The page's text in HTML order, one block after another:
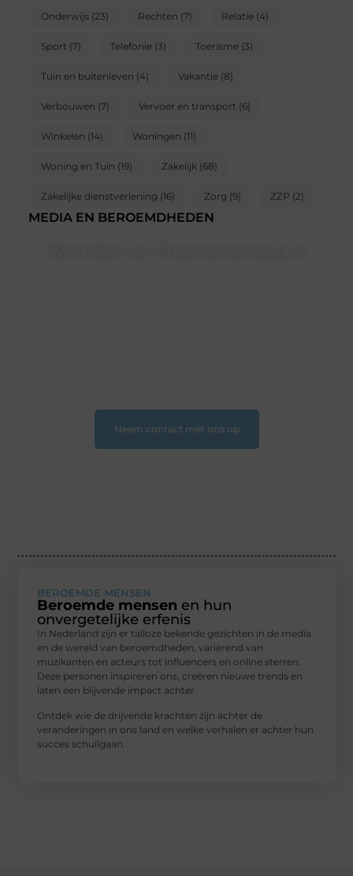
Onderwijs(23) Rechten (7) Relatie(4)
Sport (7) Telefonie(3) Toerisme(3)
Tuin en buitenleven (4) Vakantie(8)
Verbouwen (7) Vervoer en transport (6)
Winkelen (14) Woningen (11)
Woning en Tuin (19) Zakelijk (68)
Zakelijke dienstverlening (16) Zorg (9) ZZP (2)
MEDIA EN BEROEMDHEDEN
Neem contact met ons op
BEROEMDE MENSEN
Beroemde mensen en hun
onvergetelijke erfenis
In Nederland zijn er talloze bekende gezichten in de media
en de wereld van beroemdheden, variërend van
muzikanten en acteurs tot influencers en online sterren.
Deze personen inspireren ons, creëren nieuwe trends en
laten een blijvende impact achter.
Ontdek wie de drijvende krachten zijn achter de
veranderingen in ons land en welke verhalen er achter hun
succes schuilgaan.